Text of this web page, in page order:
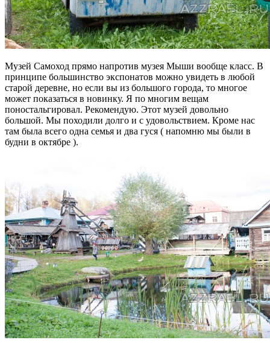
Музей Самоход прямо напротив музея Мыши вообще класс. В
принципе большинство экспонатов можно увидеть в любой
старой деревне, но если вы из большого города, то многое
может показаться в новинку. Я по многим вещам
поностальгировал. Рекомендую. Этот музей довольно
большой. Мы походили долго и с удовольствием. Кроме нас
там была всего одна семья и два гуся ( напомню мы были в
будни в октябре ).